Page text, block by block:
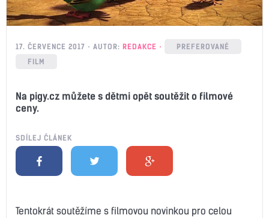
17. ČERVENCE 2017 AUTOR: REDAKCE
PREFEROVANÉ
FILM
Na pigy.cz můžete s dětmi opět soutěžit o filmové
ceny.
SDÍLEJ ČLÁNEK
Tentokrát soutěžíme s filmovou novinkou pro celou